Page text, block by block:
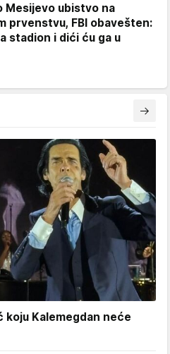
Mesijevo ubistvo na
prvenstvu, FBI obavešten:
stadion i dići ću ga u
koju Kalemegdan neće